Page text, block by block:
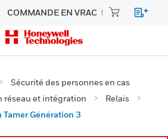
COMMANDE EN VRAC
Sécurité des personnes en cas
réseau et intégration
Relais
Génération 3